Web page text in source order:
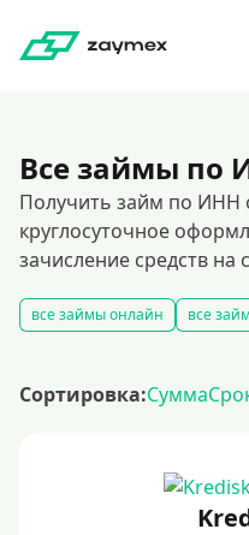
Все займы по
Получить займ по ИНН
круглосуточное
зачисление средств на
все займы онлайн все
Сортировка:Сумма